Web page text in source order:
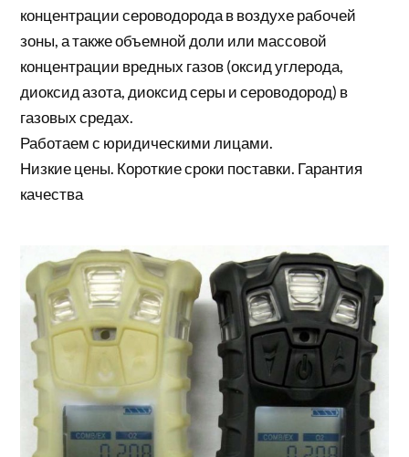
концентрации сероводорода в воздухе рабочей
зоны, а также объемной доли или массовой
концентрации вредных газов (оксид углерода,
диоксид азота, диоксид серы и сероводород) в
газовых средах.
Работаем с юридическими лицами.
Низкие цены. Короткие сроки поставки. Гарантия
качества